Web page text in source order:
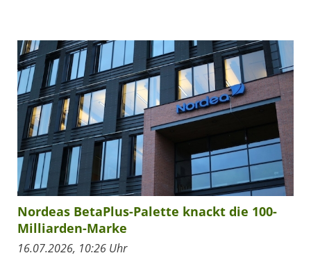
Nordeas BetaPlus-Palette knackt die 100-
Milliarden-Marke
16.07.2026, 10:26 Uhr